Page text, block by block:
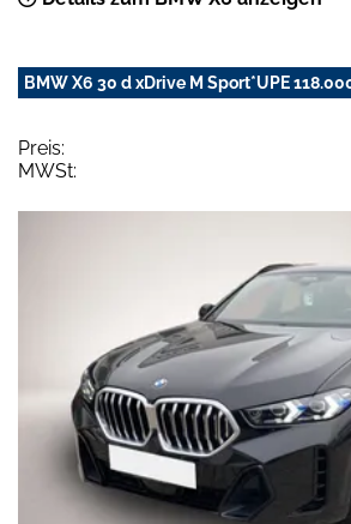
BMW X6 30 d xDrive M Sport*UPE
Preis:
MWSt: